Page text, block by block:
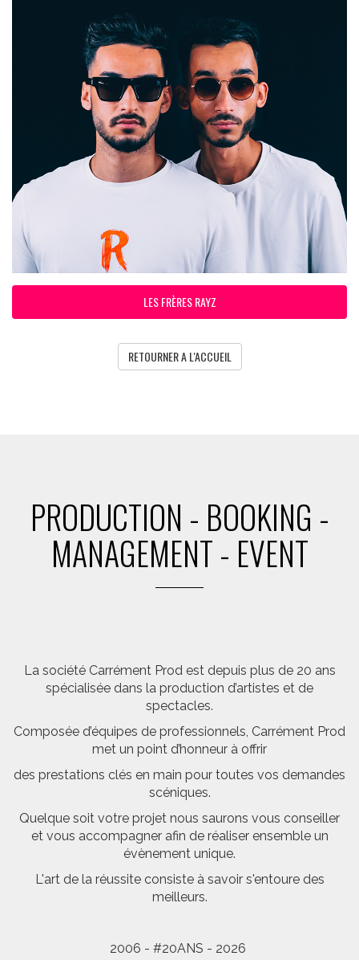
LES FRÈRES RAYZ
RETOURNER A L'ACCUEIL
PRODUCTION - BOOKING -
MANAGEMENT - EVENT
La société Carrément Prod est depuis plus de 20 ans
spécialisée dans la production d’artistes et de
spectacles.
Composée d’équipes de professionnels, Carrément Prod
met un point d’honneur à offrir
des prestations clés en main pour toutes vos demandes
scéniques.
Quelque soit votre projet nous saurons vous conseiller
et vous accompagner afin de réaliser ensemble un
évènement unique.
L'art de la réussite consiste à savoir s'entoure des
meilleurs.
2006 - #20ANS - 2026